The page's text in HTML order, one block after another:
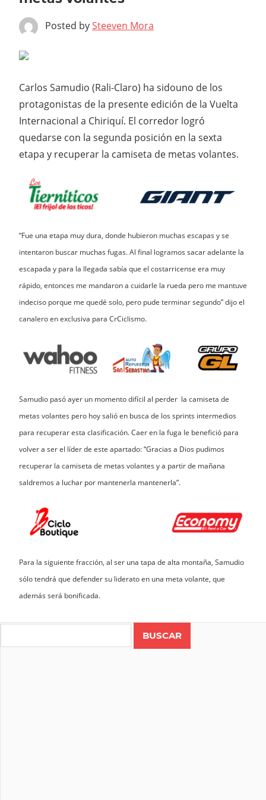
Posted bySteeven Mora
Carlos Samudio (Rali-Claro) ha sidouno de los
protagonistas de la presente edición de la Vuelta
Internacional a Chiriquí. El corredor logró
quedarse con la segunda posición en la sexta
etapa y recuperar la camiseta de metas volantes.
“Fue una etapa muy dura, donde hubieron muchas escapas y se
intentaron buscar muchas fugas. Al final logramos sacar adelante la
escapada y para la llegada sabía que el costarricense era muy
rápido, entonces me mandaron a cuidarle la rueda pero me mantuve
indeciso porque me quedé solo, pero pude terminar segundo” dijo el
canalero en exclusiva para CrCiclismo.
Samudio pasó ayer un momento difícil al perder la camiseta de
metas volantes pero hoy salió en busca de los sprints intermedios
para recuperar esta clasificación. Caer en la fuga le benefició para
volver a ser el líder de este apartado: “Gracias a Dios pudimos
recuperar la camiseta de metas volantes y a partir de mañana
saldremos a luchar por mantenerla mantenerla”.
Para la siguiente fracción, al ser una tapa de alta montaña, Samudio
sólo tendrá que defender su liderato en una meta volante, que
además será bonificada.